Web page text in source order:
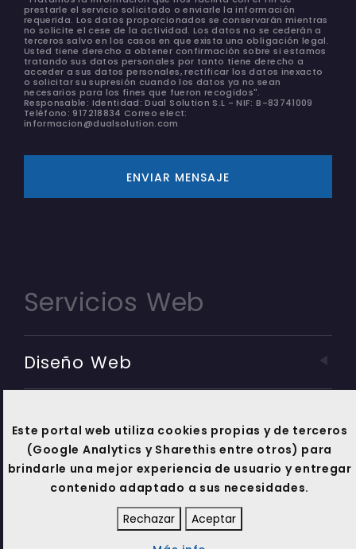
Este portal web utiliza cookies propias y de terceros
(Google Analytics y Sharethis entre otros) para
brindarle una mejor experiencia de usuario y entregar
contenido adaptado a sus necesidades.
Rechazar
Aceptar
prestarle el servicio solicitado o enviarle la información
requerida. Los datos proporcionados se conservarán mientras
no solicite el cese de la actividad. Los datos no se cederán a
terceros salvo en los casos en que exista una obligación legal.
Usted tiene derecho a obtener confirmación sobre si estamos
tratando sus datos personales por tanto tiene derecho a
acceder a sus datos personales, rectificar los datos inexacto
o solicitar su supresión cuando los datos ya no sean
necesarios para los fines que fueron recogidos".
Responsable: Identidad: Dual Solution S.L - NIF: B-83741009
Teléfono: 917218834 Correo elect:
informacion@dualsolution.com
ENVIAR MENSAJE
Servicios Web
Diseño Web
Marketing Online
Soporte Técnico